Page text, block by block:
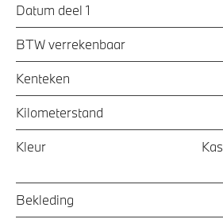
Datum deel 1
BTW verrekenbaar
Kenteken
Kilometerstand
Kleur
Bekleding